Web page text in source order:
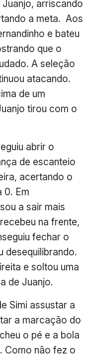
arriscando
a meta. Aos
e bateu
que o
A seleção
atacando.
de um
tirou com o
abrir o
de escanteio
acertando o
0. Em
a sair mais
na frente,
fechar o
desequilibrando.
e soltou uma
de Juanjo.
Simi assustar a
a marcação do
o pé e a bola
Como não fez o